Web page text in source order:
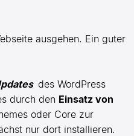
ausgehen. Ein guter
des WordPress
durch den Einsatz von
oder Core zur
nur dort installieren.